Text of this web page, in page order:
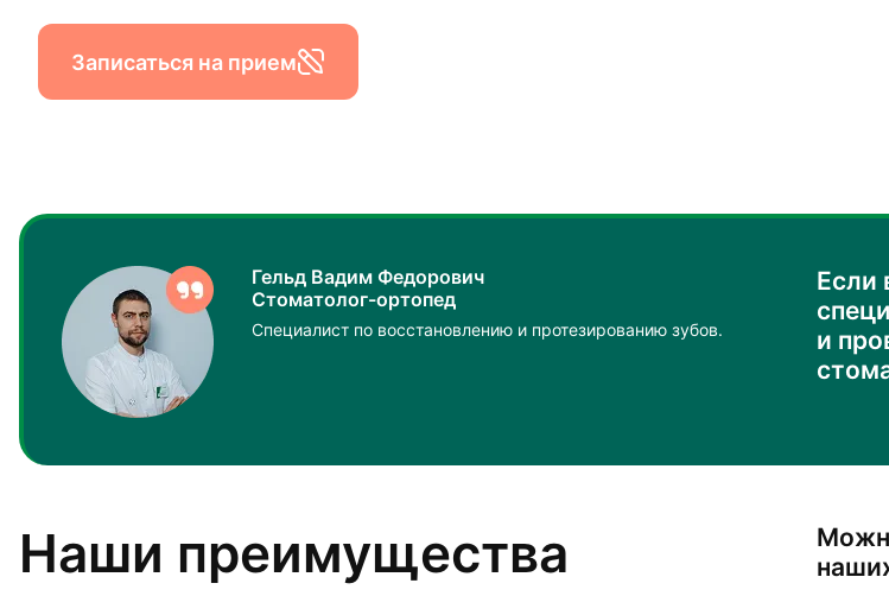
Записаться на прием
Гельд Вадим Федорович
Стоматолог-ортопед
Специалист по восстановлению и протезированию зубов.
Если
и
Наши преимущества